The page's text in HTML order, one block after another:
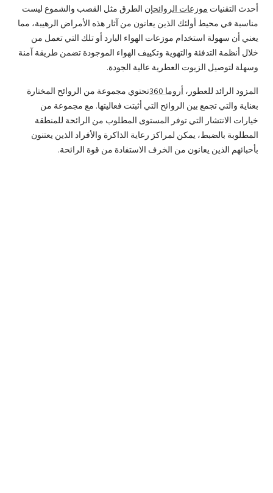
أحدث التقنيات موزعات الروائحإن الطرق مثل القصب والشموع ليست
مناسبة في محيط أولئك الذين يعانون من آثار هذه الأمراض الرهيبة، مما
يعني أن سهولة استخدام موزعات الهواء البارد أو تلك التي تعمل من
خلال أنظمة التدفئة والتهوية وتكييف الهواء الموجودة تضمن طريقة آمنة
وسهلة لتوصيل الزيوت العطرية عالية الجودة.
المزود الرائد للعطور، أروما 360
تحتوي مجموعة من الروائح المختارة
بعناية والتي تجمع بين الروائح التي أثبتت فعاليتها. مع مجموعة من
خيارات الانتشار التي توفر المستوى المطلوب من الرائحة للمنطقة
المطلوبة بالضبط، يمكن لمراكز رعاية الذاكرة والأفراد الذين يعتنون
بأحبائهم الذين يعانون من الخرف الاستفادة من قوة الرائحة.